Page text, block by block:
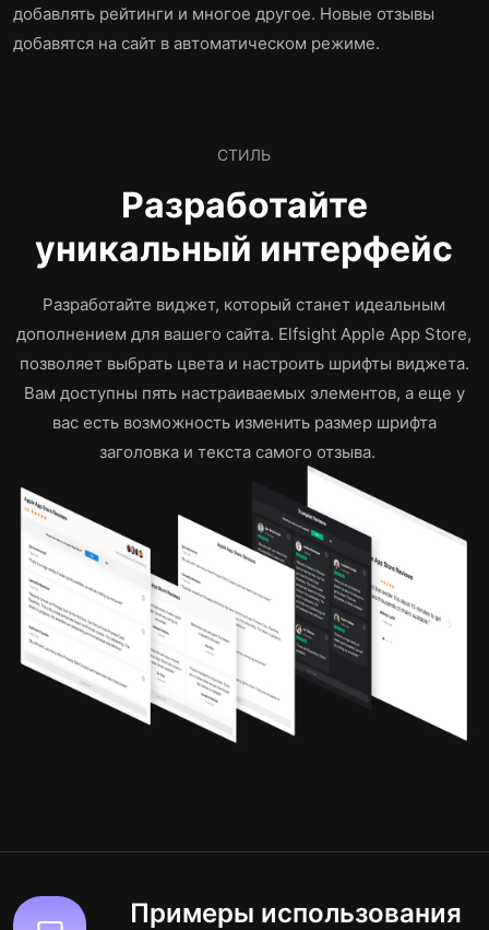
добавлять рейтинги и многое другое. Новые отзывы
добавятся на сайт в автоматическом режиме.
СТИЛЬ
Разработайте
уникальный интерфейс
Разработайте виджет, который станет идеальным
дополнением для вашего сайта. Elfsight Apple App Store,
позволяет выбрать цвета и настроить шрифты виджета.
Вам доступны пять настраиваемых элементов, а еще у
вас есть возможность изменить размер шрифта
заголовка и текста самого отзыва.
Примеры использования